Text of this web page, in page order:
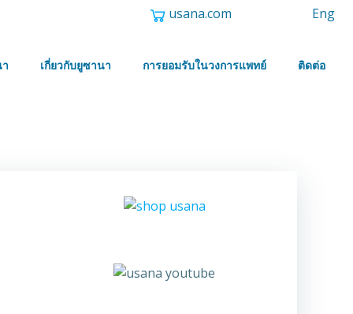
usana.com Eng
เกี่ยวกับยูซานา การยอมรับในวงการแพทย์ ติดต่อ